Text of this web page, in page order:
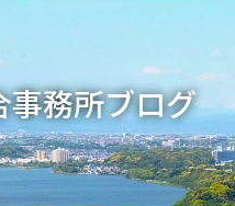
務所ブログ